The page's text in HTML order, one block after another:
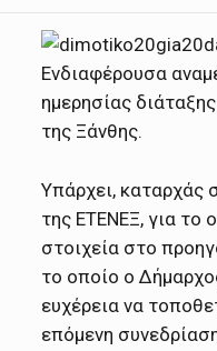
Ενδιαφέρουσα
ημερησίας
της Ξάνθης.
Υπάρχει, καταρχάς
της ΕΤΕΝΕΞ, για το
στοιχεία στο
το οποίο ο
ευχέρεια να
επόμενη